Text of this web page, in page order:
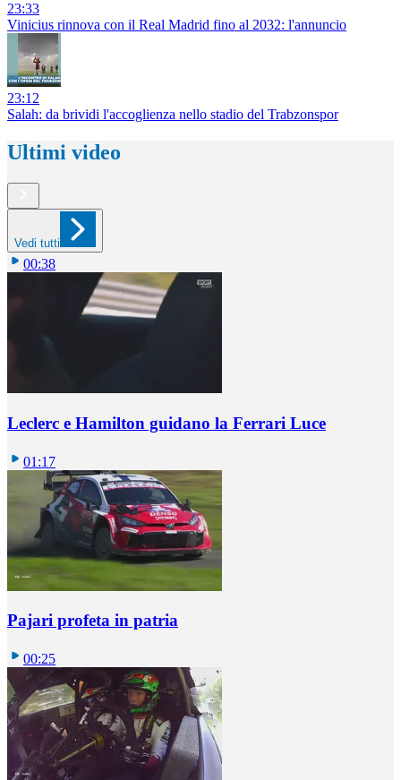
23:33
Vinicius rinnova con il Real Madrid fino al 2032: l'annuncio
23:12
Salah: da brividi l'accoglienza nello stadio del Trabzonspor
Ultimi video
Vedi tutti
00:38
Leclerc e Hamilton guidano la Ferrari Luce
01:17
Pajari profeta in patria
00:25